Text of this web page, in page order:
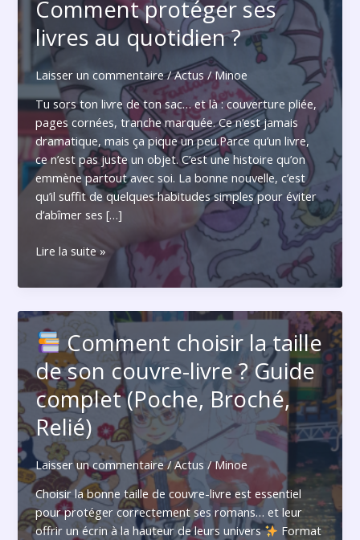
Comment protéger ses
livres au quotidien ?
Laisser un commentaire /Actus /Minoe
Tu sors ton livre de ton sac… et là : couverture pliée,
pages cornées, tranche marquée. Ce n’est jamais
dramatique, mais ça pique un peu.Parce qu’un livre,
ce n’est pas juste un objet. C’est une histoire qu’on
emmène partout avec soi. La bonne nouvelle, c’est
qu’il suffit de quelques habitudes simples pour éviter
d’abîmer ses […]
Comment
ses
au
quotidien
?
Lire la suite »
Comment choisir la taille
de son couvre-livre ? Guide
complet (Poche, Broché,
Relié)
Laisser un commentaire /Actus /Minoe
Choisir la bonne taille de couvre-livre est essentiel
pour protéger correctement ses romans… et leur
offrir un écrin à la hauteur de leurs univers
Format